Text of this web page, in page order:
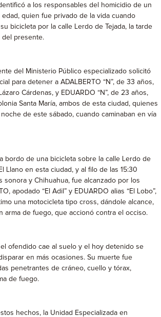
a los responsables del homicidio de un
quien fue privado de la vida cuando
bicicleta por la calle Lerdo de Tejada, la tarde
del presente.
del Ministerio Público especializado solicitó
para detener a ADALBERTO “N”, de 33 años,
Cárdenas, y EDUARDO “N”, de 23 años,
Santa María, ambos de esta ciudad, quienes
de este sábado, cuando caminaban en vía
bordo de una bicicleta sobre la calle Lerdo de
Llano en esta ciudad, y al filo de las 15:30
sonora y Chihuahua, fue alcanzado por los
apodado “El Adil” y EDUARDO alias “El Lobo”,
una motocicleta tipo cross, dándole alcance,
arma de fuego, que accionó contra el occiso.
ofendido cae al suelo y el hoy detenido se
en más ocasiones. Su muerte fue
penetrantes de cráneo, cuello y tórax,
de fuego.
hechos, la Unidad Especializada en